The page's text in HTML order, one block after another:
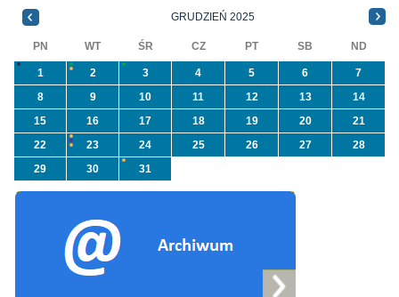
NFOŚiGW pn.
GRUDZIEŃ 2025
PN WT ŚR CZ PT SB ND
1 2 3 4 5 6
7
8
9 10 11 12 13
14
15
16 17 18 19 20
21
22
23 24 25 26 27
28
29
30 31